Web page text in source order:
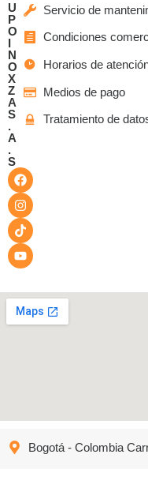
U
P
O
I
N
O
X
Z
A
S
.
A
.
S
Servicio de
Condiciones
Horarios de
Medios de pago
Tratamiento de
Bogotá - Colombia